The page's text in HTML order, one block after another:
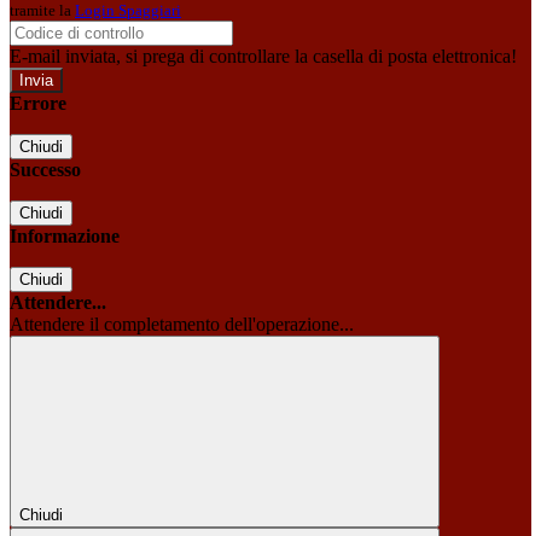
tramite la Login Spaggiari
E-mail inviata, si prega di controllare la casella di posta elettronica!
Errore
Chiudi
Successo
Chiudi
Informazione
Chiudi
Attendere...
Attendere il completamento dell'operazione...
Chiudi